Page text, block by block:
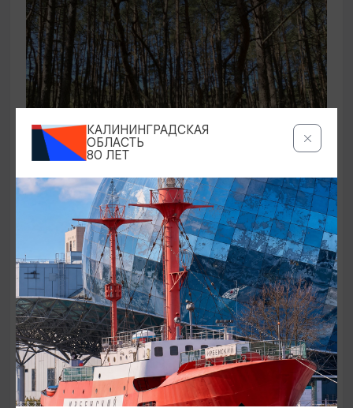
ЭКСКУРСИИ УЧРЕЖДЕНИЙ КУЛЬТУРЫ
Аудиоспектакль «Истории Куршской
косы»
01.02.2026 - 31.12.2026, 13:00
Куршская коса
ОТ 2500₽
КАЛИНИНГРАДСКАЯ
ОБЛАСТЬ
80 ЛЕТ